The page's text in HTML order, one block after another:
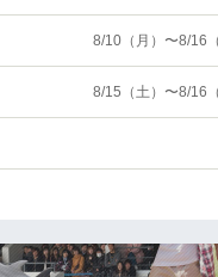
8/10（月）〜8/16（
8/15（土）〜8/16（